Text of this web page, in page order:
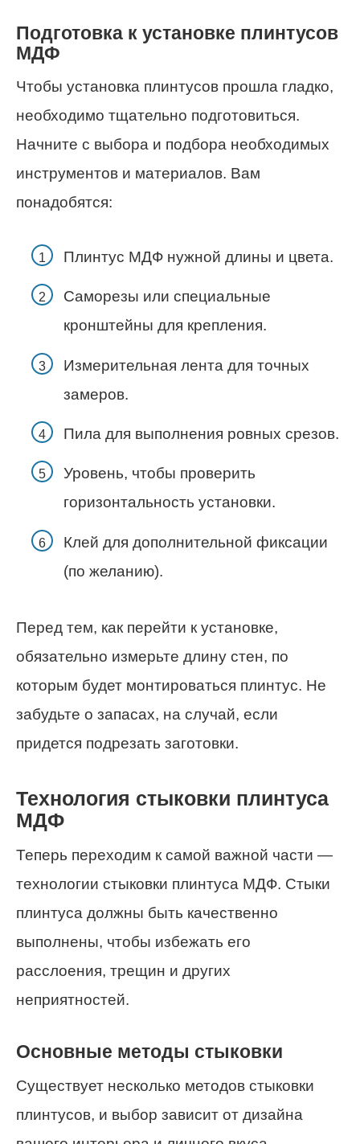
Подготовка к установке плинтусов
МДФ
Чтобы установка плинтусов прошла гладко,
необходимо тщательно подготовиться.
Начните с выбора и подбора необходимых
инструментов и материалов. Вам
понадобятся:
Плинтус МДФ нужной длины и цвета.
Саморезы или специальные
кронштейны для крепления.
Измерительная лента для точных
замеров.
Пила для выполнения ровных срезов.
Уровень, чтобы проверить
горизонтальность установки.
Клей для дополнительной фиксации
(по желанию).
Перед тем, как перейти к установке,
обязательно измерьте длину стен, по
которым будет монтироваться плинтус. Не
забудьте о запасах, на случай, если
придется подрезать заготовки.
Технология стыковки плинтуса
МДФ
Теперь переходим к самой важной части —
технологии стыковки плинтуса МДФ. Стыки
плинтуса должны быть качественно
выполнены, чтобы избежать его
расслоения, трещин и других
неприятностей.
Основные методы стыковки
Существует несколько методов стыковки
плинтусов, и выбор зависит от дизайна